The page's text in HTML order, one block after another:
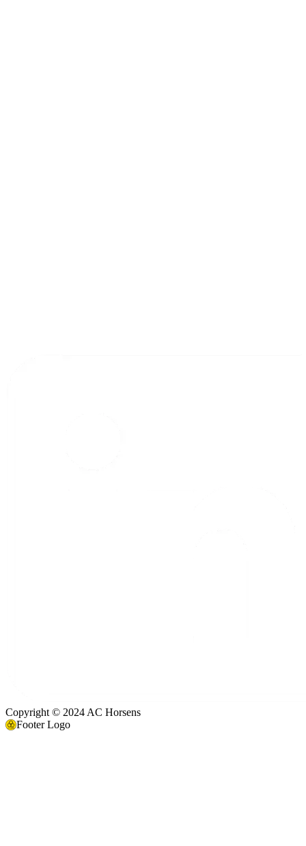
Copyright © 2024 AC Horsens
Footer Logo